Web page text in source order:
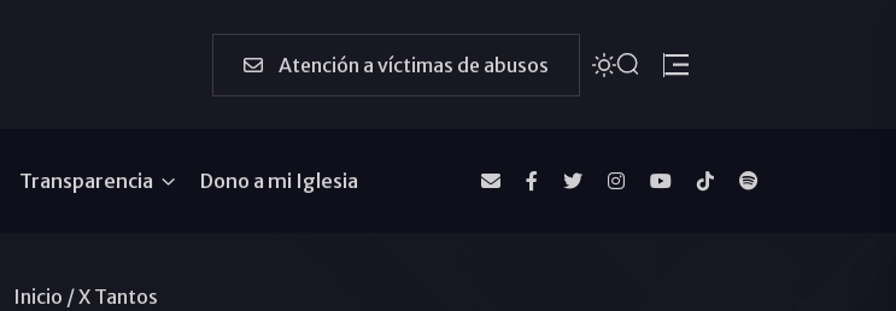
Atención a víctimas de abusos
Transparencia Dono a mi Iglesia
Inicio /X Tantos